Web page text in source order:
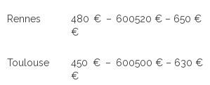
Rennes
480 € – 600
€
520 € – 650 €
Toulouse
450 € – 600
€
500 € – 630 €